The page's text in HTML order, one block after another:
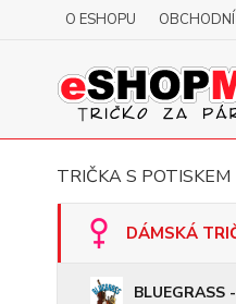
O ESHOPU
TRIČKA S POTISKEM
DÁMSKÁ
BLUEGRASS